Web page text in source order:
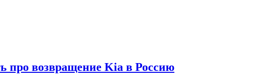
про возвращение Kia в Россию